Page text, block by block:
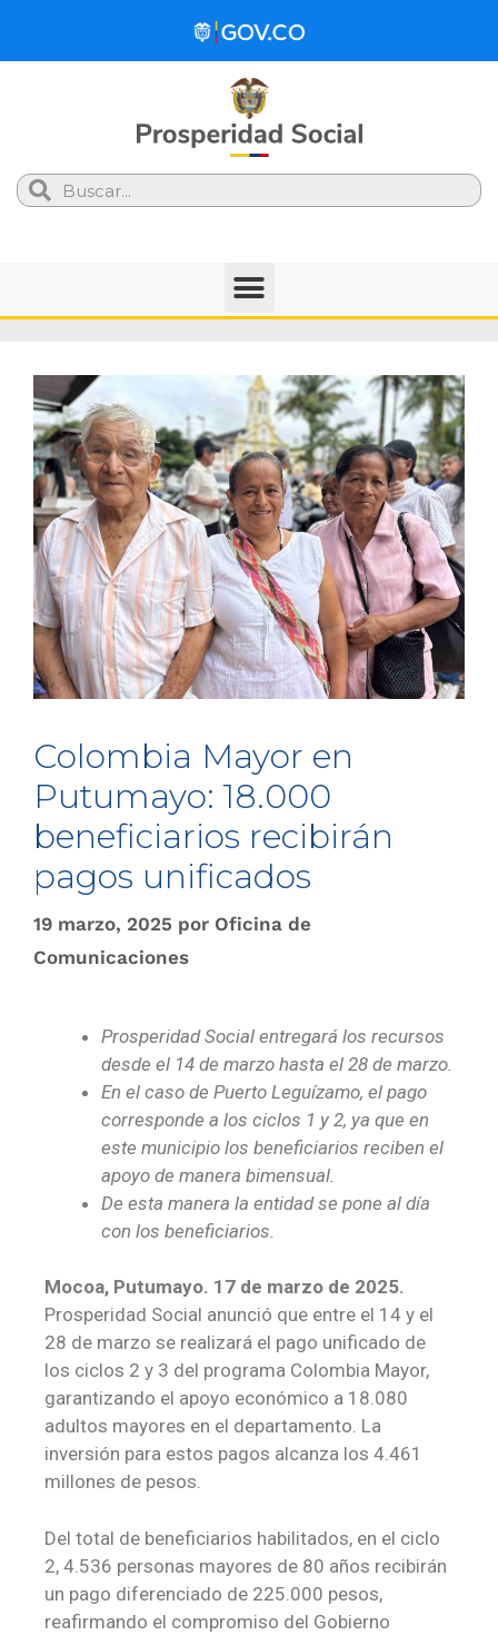
Search
Colombia Mayor en
Putumayo: 18.000
beneficiarios recibirán
pagos unificados
19 marzo, 2025 por Oficina de
Comunicaciones
Prosperidad Social entregará los recursos
desde el 14 de marzo hasta el 28 de marzo.
En el caso de Puerto Leguízamo, el pago
corresponde a los ciclos 1 y 2, ya que en
este municipio los beneficiarios reciben el
apoyo de manera bimensual.
De esta manera la entidad se pone al día
con los beneficiarios.
Mocoa, Putumayo. 17 de marzo de 2025.
Prosperidad Social anunció que entre el 14 y el
28 de marzo se realizará el pago unificado de
los ciclos 2 y 3 del programa Colombia Mayor,
garantizando el apoyo económico a 18.080
adultos mayores en el departamento. La
inversión para estos pagos alcanza los 4.461
millones de pesos.
Del total de beneficiarios habilitados, en el ciclo
2, 4.536 personas mayores de 80 años recibirán
un pago diferenciado de 225.000 pesos,
reafirmando el compromiso del Gobierno